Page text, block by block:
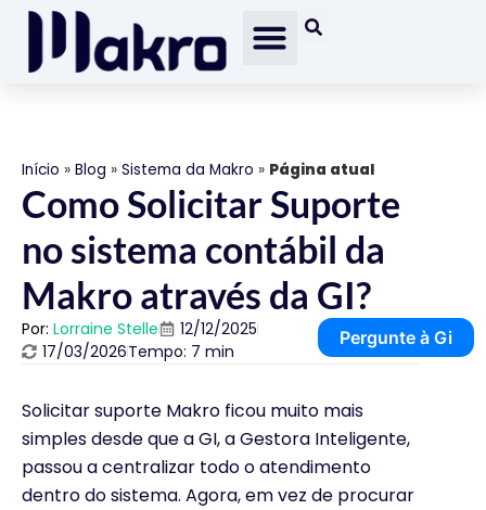
Início » Blog » Sistema da Makro » Página atual
Como Solicitar Suporte
no sistema contábil da
Makro através da GI?
Por: Lorraine Stelle
12/12/2025
17/03/2026Tempo: 7 min
Pergunte à Gi
Solicitar suporte Makro ficou muito mais
simples desde que a GI, a Gestora Inteligente,
passou a centralizar todo o atendimento
dentro do sistema. Agora, em vez de procurar